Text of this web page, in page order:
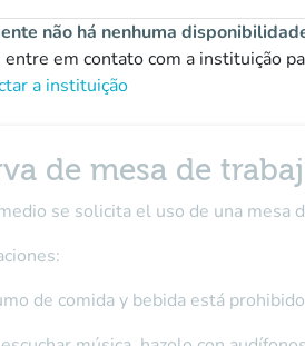
não há nenhuma
entre em contato com a instituição
a instituição
de mesa de
se solicita el uso de una mesa
de comida y bebida está